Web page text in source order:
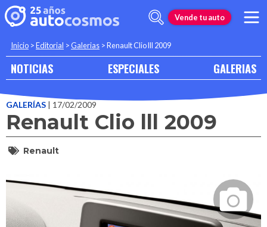
Vende tu auto
Inicio >Editorial >Galerias >Renault Clio lll 2009
NOTICIAS ESPECIALES GALERIAS
GALERÍAS | 17/02/2009
Renault Clio lll 2009
Renault